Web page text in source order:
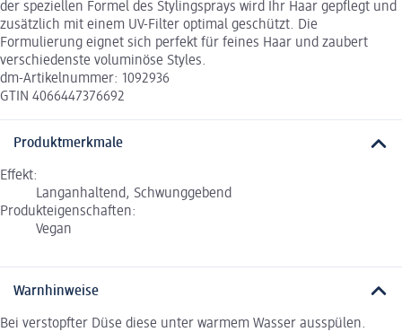
der speziellen Formel des Stylingsprays wird Ihr Haar gepflegt und
zusätzlich mit einem UV-Filter optimal geschützt. Die
Formulierung eignet sich perfekt für feines Haar und zaubert
verschiedenste voluminöse Styles.
dm-Artikelnummer: 1092936
GTIN 4066447376692
Produktmerkmale
Effekt:
Langanhaltend, Schwunggebend
Produkteigenschaften:
Vegan
Warnhinweise
Bei verstopfter Düse diese unter warmem Wasser ausspülen.